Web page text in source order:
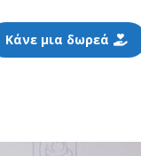
Κάνε μια δωρεά